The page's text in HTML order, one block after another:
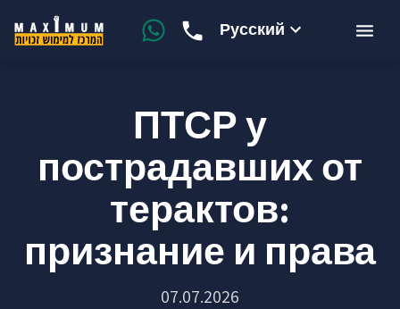
Русский
ПТСР у
пострадавших от
терактов:
признание и права
07.07.2026